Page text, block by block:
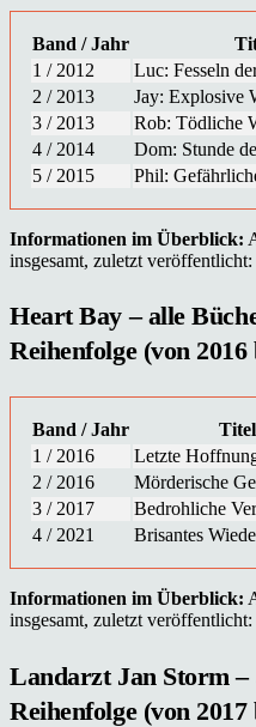
Band / Jahr
1 / 2012
Luc: Fesseln
2 / 2013
Jay: Explosive
3 / 2013
Rob: Tödliche
4 / 2014
Dom: Stunde
5 / 2015
Phil:
Informationen im Überblick:
insgesamt, zuletzt
Heart Bay – alle
Reihenfolge (von 2016
Band / Jahr Titel
1 / 2016
Letzte
2 / 2016
Mörderische
3 / 2017
Bedrohliche
4 / 2021
Brisantes
Informationen im Überblick:
insgesamt, zuletzt veröffentlicht:
Landarzt Jan Storm
Reihenfolge (von 2017